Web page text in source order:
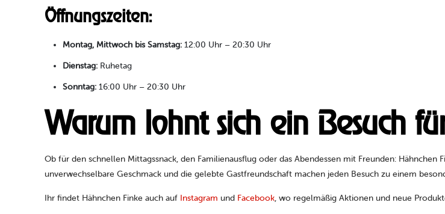
Öffnungszeiten:
Montag, Mittwoch bis Samstag: 12:00 Uhr – 20:30 Uhr
Dienstag: Ruhetag
Sonntag: 16:00 Uhr – 20:30 Uhr
Warum lohnt sich ein Besuch
Ob für den schnellen Mittagssnack, den Familienausflug oder das Abendessen mit Freunden:
unverwechselbare Geschmack und die gelebte Gastfreundschaft machen jeden Besuch zu einem
Ihr findet Hähnchen Finke auch auf Instagram und Facebook, wo regelmäßig Aktionen und neue